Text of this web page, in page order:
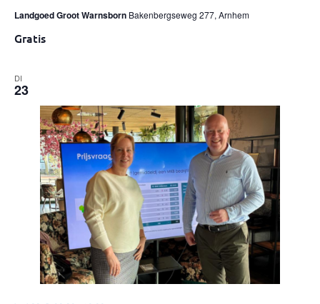
Landgoed Groot Warnsborn Bakenbergseweg 277, Arnhem
Gratis
DI
23